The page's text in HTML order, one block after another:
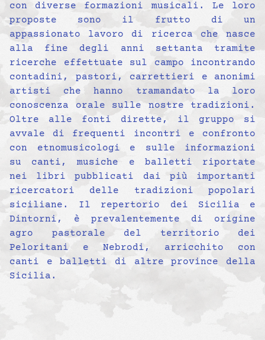
con diverse formazioni musicali. Le loro
proposte sono il frutto di un
appassionato lavoro di ricerca che nasce
alla fine degli anni settanta tramite
ricerche effettuate sul campo incontrando
contadini, pastori, carrettieri e anonimi
artisti che hanno tramandato la loro
conoscenza orale sulle nostre tradizioni.
Oltre alle fonti dirette, il gruppo si
avvale di frequenti incontri e confronto
con etnomusicologi e sulle informazioni
su canti, musiche e balletti riportate
nei libri pubblicati dai più importanti
ricercatori delle tradizioni popolari
siciliane. Il repertorio dei Sicilia e
Dintorni, è prevalentemente di origine
agro pastorale del territorio dei
Peloritani e Nebrodi, arricchito con
canti e balletti di altre province della
Sicilia.